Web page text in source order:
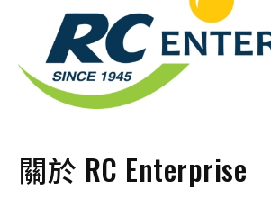
關於 RC Enterprise